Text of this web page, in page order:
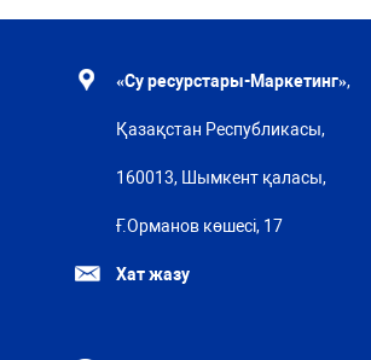
«Су ресурстары-Маркетинг»,
Қазақстан Республикасы,
160013, Шымкент қаласы,
Ғ.Орманов көшесі, 17
Хат жазу